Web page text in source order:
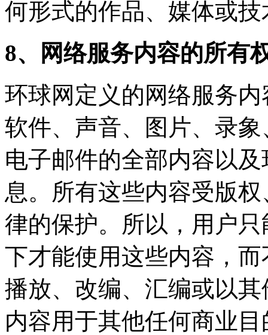
何形式的作品、媒体或技
8、网络服务内容的所有
环球网定义的网络服务
软件、声音、图片、录
电子邮件的全部内容以
息。所有这些内容受版
律的保护。所以，用户
下才能使用这些内容，
播放、改编、汇编或以
内容用于其他任何商业目